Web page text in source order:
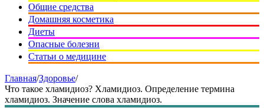
Общие средства
Домашняя косметика
Диеты
Опасные болезни
Статьи о медицине
Главная/Здоровье/
Что такое хламидиоз? Хламидиоз. Определение термина
хламидиоз. Значение слова хламидиоз.